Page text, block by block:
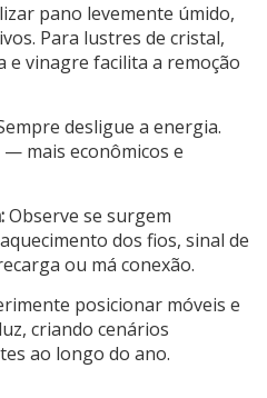
pano levemente úmido,
Para lustres de cristal,
e vinagre facilita a remoção
desligue a energia.
mais econômicos e
Observe se surgem
dos fios, sinal de
ou má conexão.
posicionar móveis e
criando cenários
ao longo do ano.